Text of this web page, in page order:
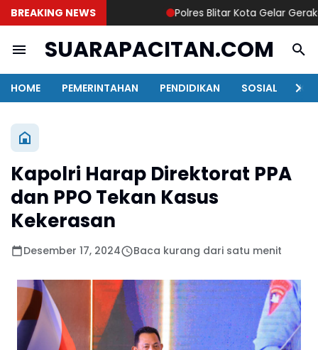
BREAKING NEWS Polres Blitar Kota Gelar
SUARAPACITAN.COM
HOME PEMERINTAHAN PENDIDIKAN SOSIAL
Kapolri Harap Direktorat PPA
dan PPO Tekan Kasus
Kekerasan
Desember 17, 2024 Baca kurang dari satu menit